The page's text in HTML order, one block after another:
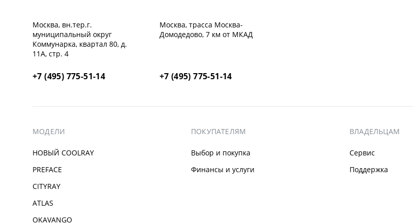
Москва, вн.тер.г.
муниципальный округ
Коммунарка, квартал 80, д.
11А, стр. 4
+7 (495) 775-51-14
Москва, трасса Mосква-
Домодедово, 7 км от МКАД
+7 (495) 775-51-14
МОДЕЛИ
НОВЫЙ COOLRAY
PREFACE
CITYRAY
ATLAS
OKAVANGO
ПОКУПАТЕЛЯМ
Выбор и покупка
Финансы и услуги
ВЛАДЕЛЬЦАМ
Сервис
Поддержка